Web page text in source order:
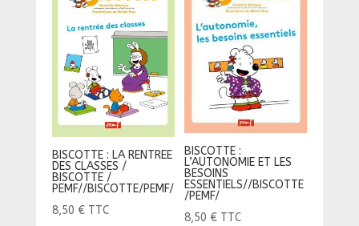
BISCOTTE : LA RENTREE
DES CLASSES /
BISCOTTE /
PEMF//BISCOTTE/PEMF/
8,50 € TTC
BISCOTTE :
L’AUTONOMIE ET LES
BESOINS
ESSENTIELS//BISCOTTE
/PEMF/
8,50 € TTC